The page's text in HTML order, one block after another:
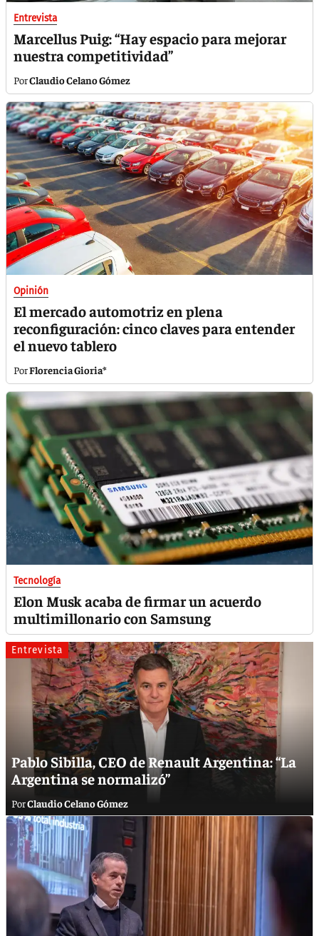
Entrevista
Marcellus Puig: “Hay espacio para mejorar
nuestra competitividad”
Claudio Celano Gómez
Opinión
El mercado automotriz en plena
reconfiguración: cinco claves para entender
el nuevo tablero
Florencia Gioria*
Tecnología
Elon Musk acaba de firmar un acuerdo
multimillonario con Samsung
Entrevista
Pablo Sibilla, CEO de Renault Argentina: “La
Argentina se normalizó”
Claudio Celano Gómez